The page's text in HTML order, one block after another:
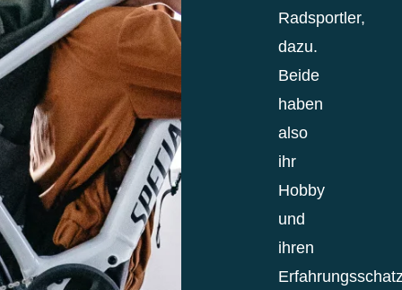
Radsportler,
dazu.
Beide
haben
also
ihr
Hobby
und
ihren